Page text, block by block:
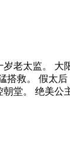
老太监。
救。 假太
。 绝美公